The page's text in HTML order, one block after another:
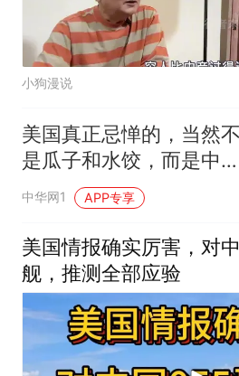
小狗漫说
美国真正忌惮的，当然不
是瓜子和水饺，而是中国
企业把生意做到美国消费
者家门口
中华网1 APP专享
美国情报确实厉害，对
舰，推测全部应验